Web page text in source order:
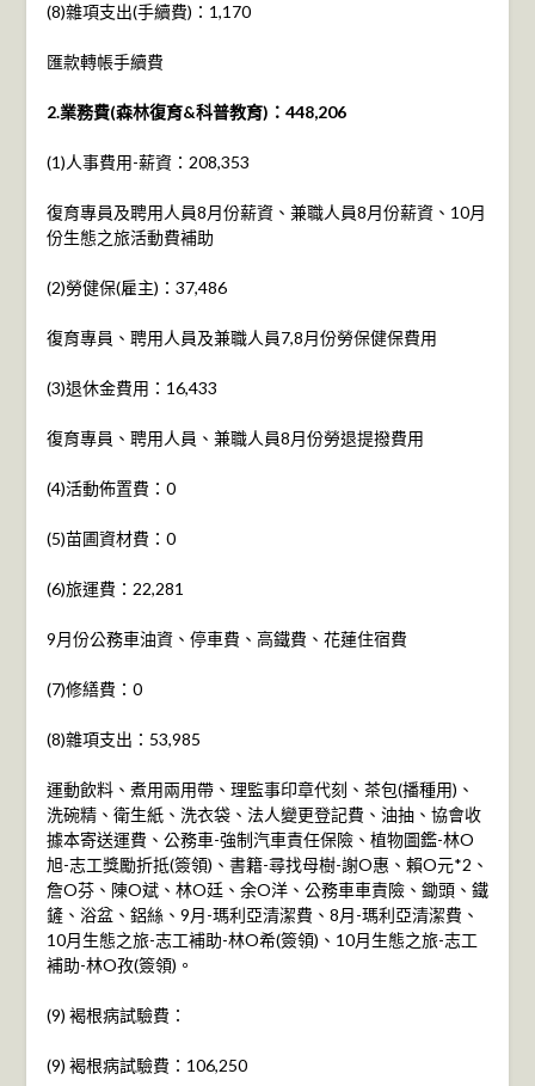
(8)雜項支出(手續費)：1,170
匯款轉帳手續費
2.業務費(森林復育&科普教育)： 448,206
(1)人事費用-薪資：208,353
復育專員及聘用人員8月份薪資、兼職人員8月份薪資、10月
份生態之旅活動費補助
(2)勞健保(雇主)：37,486
復育專員、聘用人員及兼職人員7,8月份勞保健保費用
(3)退休金費用：16,433
復育專員、聘用人員、兼職人員8月份勞退提撥費用
(4)活動佈置費：0
(5)苗圃資材費：0
(6)旅運費：22,281
9月份公務車油資、停車費、高鐵費、花蓮住宿費
(7)修繕費：0
(8)雜項支出：53,985
運動飲料、煮用兩用帶、理監事印章代刻、茶包(播種用)、
洗碗精、衛生紙、洗衣袋、法人變更登記費、油抽、協會收
據本寄送運費、公務車-強制汽車責任保險、植物圖鑑-林O
旭-志工獎勵折抵(簽領)、書籍-尋找母樹-謝O惠、賴O元*2、
詹O芬、陳O斌、林O廷、余O洋、公務車車責險、鋤頭、鐵
鏟、浴盆、鋁絲、9月-瑪利亞清潔費、8月-瑪利亞清潔費、
10月生態之旅-志工補助-林O希(簽領)、10月生態之旅-志工
補助-林O孜(簽領)。
(9) 褐根病試驗費：
(9) 褐根病試驗費：106,250